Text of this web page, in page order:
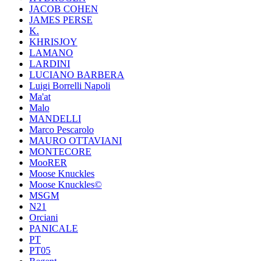
JACOB COHEN
JAMES PERSE
K.
KHRISJOY
LAMANO
LARDINI
LUCIANO BARBERA
Luigi Borrelli Napoli
Ma'at
Malo
MANDELLI
Marco Pescarolo
MAURO OTTAVIANI
MONTECORE
MooRER
Moose Knuckles
Moose Knuckles©️
MSGM
N21
Orciani
PANICALE
PT
PT05